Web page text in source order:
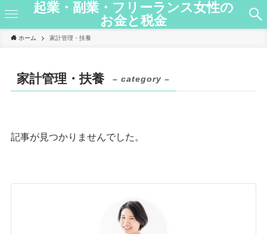
起業・副業・フリーランス女性の
お金と税金
ホーム 家計管理・扶養
家計管理・扶養 – category –
記事が見つかりませんでした。